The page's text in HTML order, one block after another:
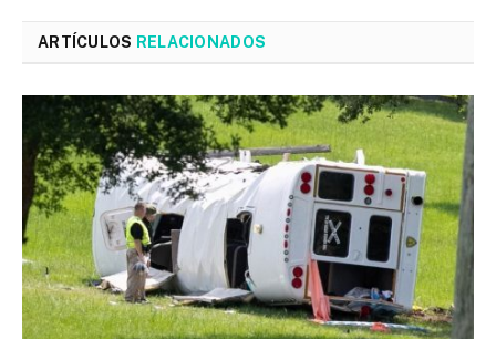
ARTÍCULOS RELACIONADOS